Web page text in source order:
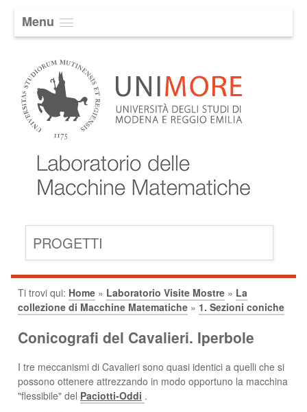
Menu
PROGETTI
Ti trovi qui: Home » Laboratorio Visite Mostre » La
collezione di Macchine Matematiche » 1. Sezioni coniche
Conicografi del Cavalieri. Iperbole
I tre meccanismi di Cavalieri sono quasi identici a quelli che si
possono ottenere attrezzando in modo opportuno la macchina
"flessibile" del Paciotti-Oddi .